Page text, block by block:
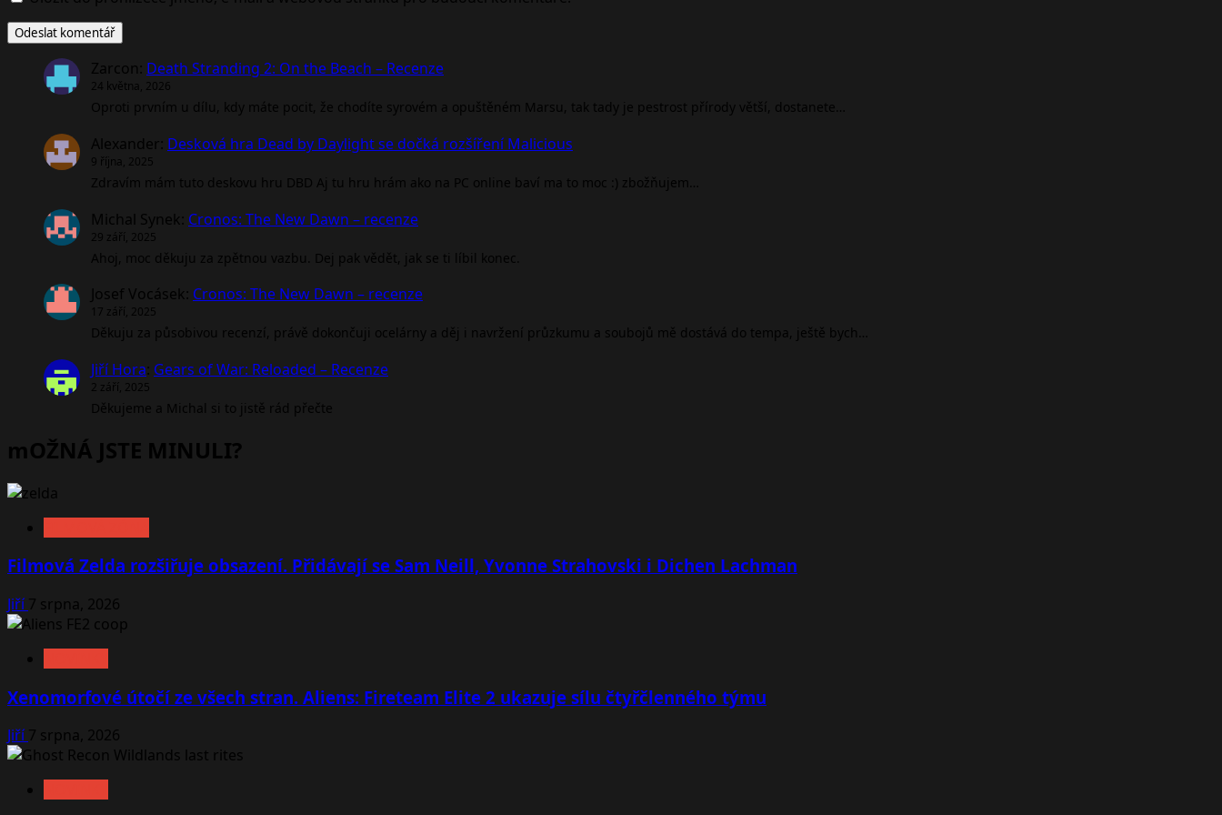
Zarcon: Death Stranding 2: On the Beach – Recenze
24 května, 2026
Oproti prvním u dílu, kdy máte pocit, že chodíte syrovém a opuštěném Marsu, tak tady je pestrost přírody větší, dostanete…
Alexander: Desková hra Dead by Daylight se dočká rozšíření Malicious
9 října, 2025
Zdravím mám tuto deskovu hru DBD Aj tu hru hrám ako na PC online baví ma to moc :) zbožňujem…
Michal Synek: Cronos: The New Dawn – recenze
29 září, 2025
Ahoj, moc děkuju za zpětnou vazbu. Dej pak vědět, jak se ti líbil konec.
Josef Vocásek: Cronos: The New Dawn – recenze
17 září, 2025
Děkuju za působivou recenzí, právě dokončuji ocelárny a děj i navržení průzkumu a soubojů mě dostává do tempa, ještě bych…
Jiří Hora: Gears of War: Reloaded – Recenze
2 září, 2025
Děkujeme a Michal si to jistě rád přečte
mOŽNÁ JSTE MINULI?
Filmová Zelda rozšiřuje obsazení. Přidávají se Sam Neill, Yvonne Strahovski i Dichen Lachman
Jiří7 srpna, 2026
Xenomorfové útočí ze všech stran. Aliens: Fireteam Elite 2 ukazuje sílu čtyřčlenného týmu
Jiří7 srpna, 2026